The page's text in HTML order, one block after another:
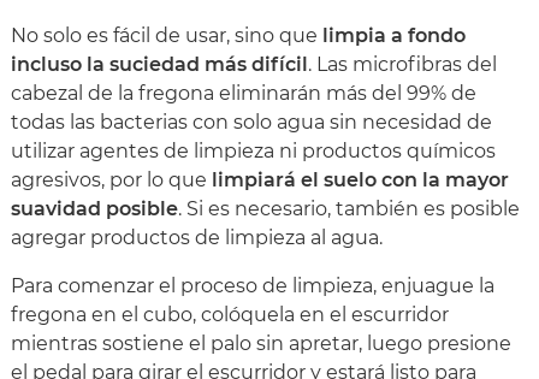
No solo es fácil de usar, sino que limpia a fondo
incluso la suciedad más difícil. Las microfibras del
cabezal de la fregona eliminarán más del 99% de
todas las bacterias con solo agua sin necesidad de
utilizar agentes de limpieza ni productos químicos
agresivos, por lo que limpiará el suelo con la mayor
suavidad posible. Si es necesario, también es posible
agregar productos de limpieza al agua.
Para comenzar el proceso de limpieza, enjuague la
fregona en el cubo, colóquela en el escurridor
mientras sostiene el palo sin apretar, luego presione
el pedal para girar el escurridor y estará listo para